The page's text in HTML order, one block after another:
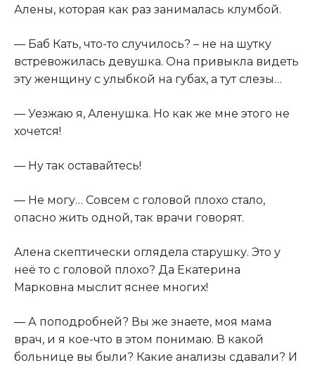
Алены, которая как раз занималась клумбой.
— Баб Кать, что-то случилось? – не на шутку
встревожилась девушка. Она привыкла видеть
эту женщину с улыбкой на губах, а тут слезы…
— Уезжаю я, Аленушка. Но как же мне этого не
хочется!
— Ну так оставайтесь!
— Не могу… Совсем с головой плохо стало,
опасно жить одной, так врачи говорят.
Алена скептически оглядела старушку. Это у
неё то с головой плохо? Да Екатерина
Марковна мыслит яснее многих!
— А поподробней? Вы же знаете, моя мама
врач, и я кое-что в этом понимаю. В какой
больнице вы были? Какие анализы сдавали? И